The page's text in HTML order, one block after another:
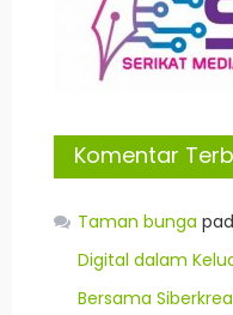
Komentar
Taman bunga
Digital dalam
Bersama